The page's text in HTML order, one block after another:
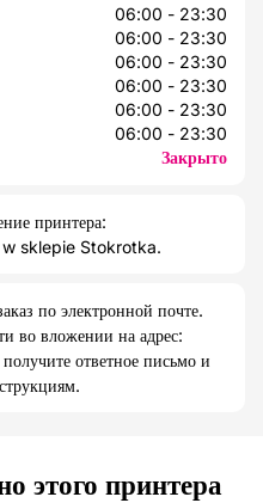
06:00 - 23:30
06:00 - 23:30
06:00 - 23:30
06:00 - 23:30
06:00 - 23:30
06:00 - 23:30
Закрыто
принтера:
sklepie Stokrotka.
по электронной почте.
во вложении на адрес:
ответное письмо и
этого принтера